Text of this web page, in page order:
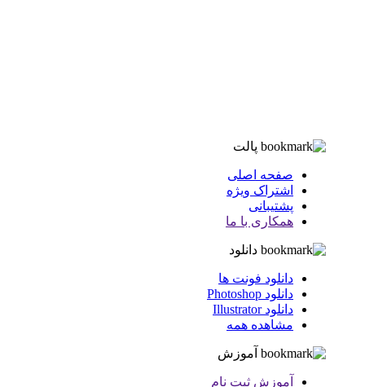
پالت
صفحه اصلی
اشتراک ویژه
پشتیبانی
همکاری با ما
دانلود
دانلود فونت ها
دانلود Photoshop
دانلود Illustrator
مشاهده همه
آموزش
آموزش ثبت نام